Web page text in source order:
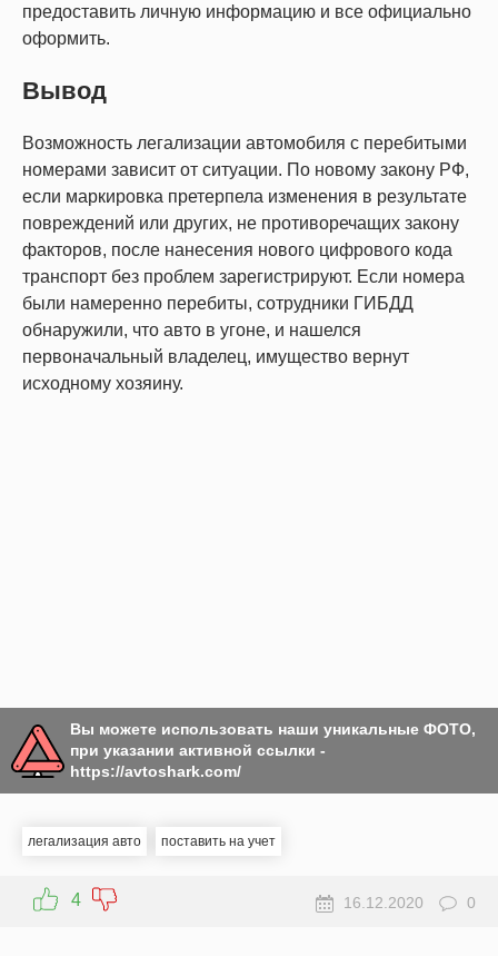
предоставить личную информацию и все официально
оформить.
Вывод
Возможность легализации автомобиля с перебитыми
номерами зависит от ситуации. По новому закону РФ,
если маркировка претерпела изменения в результате
повреждений или других, не противоречащих закону
факторов, после нанесения нового цифрового кода
транспорт без проблем зарегистрируют. Если номера
были намеренно перебиты, сотрудники ГИБДД
обнаружили, что авто в угоне, и нашелся
первоначальный владелец, имущество вернут
исходному хозяину.
Вы можете использовать наши уникальные ФОТО,
при указании активной ссылки -
https://avtoshark.com/
легализация авто поставить на учет
4 16.12.2020 0